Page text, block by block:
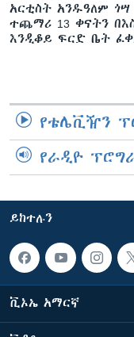
አርቲስት አንዱዓለም ጎሣ
ተጨማሪ 13 ቀናትን
እንዲቆይ ፍርድ ቤት
የቴሌቪዥን
የራዲዮ
ይከተሉን
ቪኦኤ አማርኛ